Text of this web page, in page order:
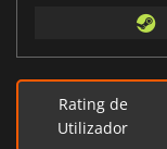
Rating de
Utilizador